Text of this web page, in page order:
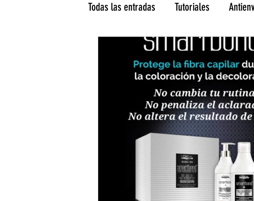
Todas las entradas Tutoriales
Cortes de pelo mujer Manicura
Depilación